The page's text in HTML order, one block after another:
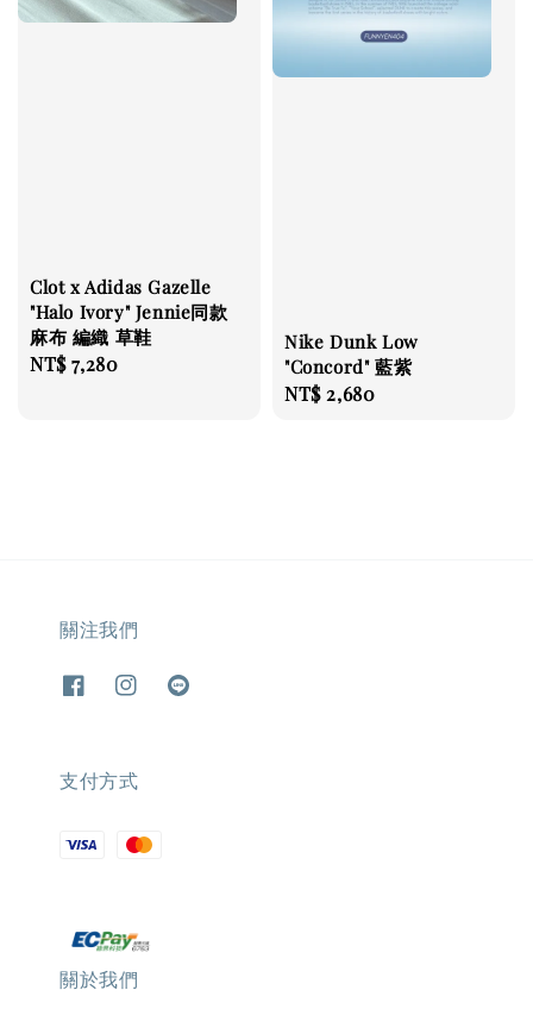
Clot x Adidas Gazelle
"Halo Ivory" Jennie同款
麻布 編織 草鞋
Regular
NT$ 7,280
Nike Dunk Low
"Concord" 藍紫
Regular
NT$ 2,680
關注我們
支付方式
關於我們